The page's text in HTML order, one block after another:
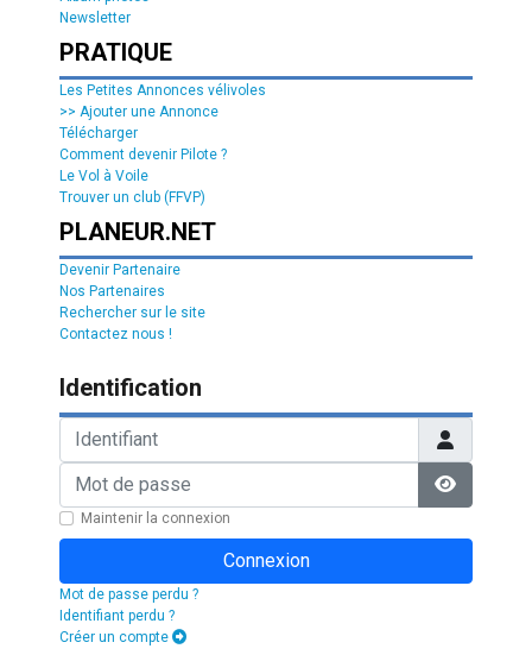
Newsletter
PRATIQUE
Les Petites Annonces vélivoles
>> Ajouter une Annonce
Télécharger
Comment devenir Pilote ?
Le Vol à Voile
Trouver un club (FFVP)
PLANEUR.NET
Devenir Partenaire
Nos Partenaires
Rechercher sur le site
Contactez nous !
Identification
Identifiant
Mot de passe
Afficher
Maintenir la connexion
Connexion
Mot de passe perdu ?
Identifiant perdu ?
Créer un compte